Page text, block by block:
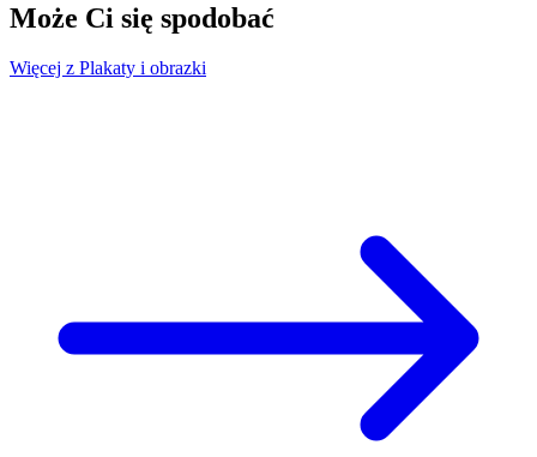
Może Ci się spodobać
Więcej z Plakaty i obrazki